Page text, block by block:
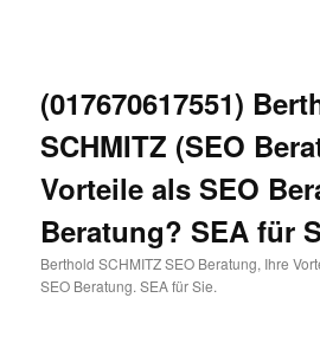
(017670617551)
SCHMITZ (SEO
Vorteile als SEO
Beratung? SEA für
Berthold SCHMITZ SEO Beratung, Ihre
SEO Beratung. SEA für Sie.